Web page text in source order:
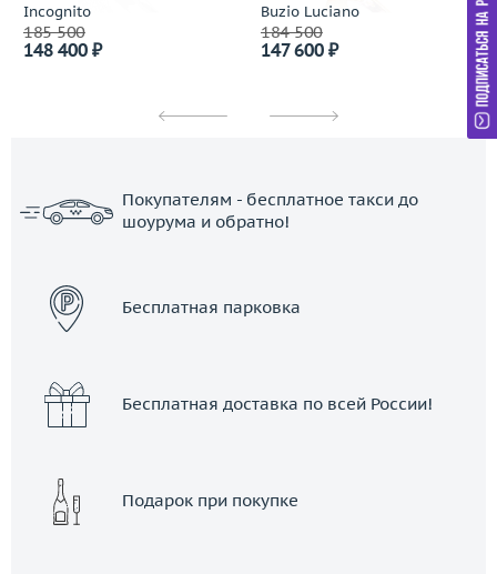
Incognito
185 500
148 400 ₽
Buzio Luciano
184 500
147 600 ₽
Покупателям - бесплатное такси до
шоурума и обратно!
Бесплатная парковка
Бесплатная доставка по всей России!
Подарок при покупке